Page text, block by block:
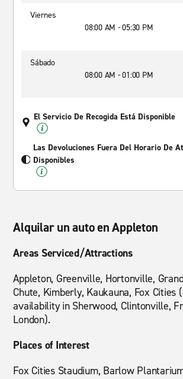
Viernes
08:00 AM - 05:30 PM
Sábado
08:00 AM - 01:00 PM
El Servicio De Recogida Está Disponible
Las Devoluciones Fuera Del Horario De
Disponibles
Alquilar un auto en Appleton
Areas Serviced/Attractions
Appleton, Greenville, Hortonville,
Chute, Kimberly, Kaukauna, Fox Cities
availability in Sherwood, Clintonville,
London).
Places of Interest
Fox Cities Staudium, Barlow